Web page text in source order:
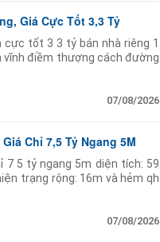
Giá Cực Tốt 3,3 Tỷ
tốt 3 3 tỷ bán nhà riêng 1
điềm thượng cách đường
07/08/2026
Chỉ 7,5 Tỷ Ngang 5M
5 tỷ ngang 5m diện tích: 59
trạng rộng: 16m và hẻm qh
07/08/2026